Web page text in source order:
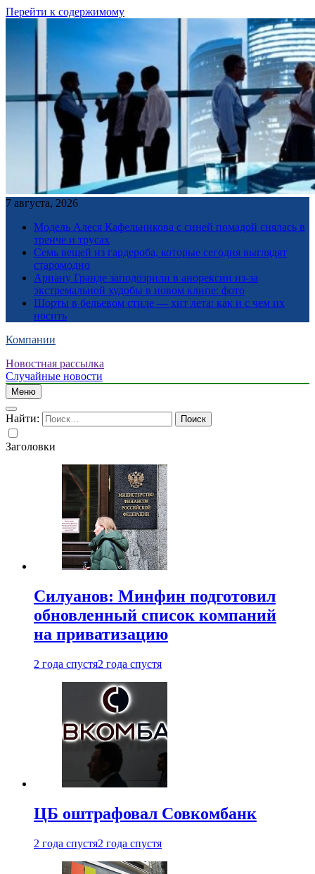
Перейти к содержимому
7 августа, 2026
Модель Алеся Кафельникова с синей помадой снялась в
тренче и трусах
Семь вещей из гардероба, которые сегодня выглядят
старомодно
Ариану Гранде заподозрили в анорексии из-за
экстремальной худобы в новом клипе: фото
Шорты в бельевом стиле — хит лета: как и с чем их
носить
Компании
Новостная рассылка
Случайные новости
Меню
Найти:
Заголовки
Силуанов: Минфин подготовил
обновленный список компаний
на приватизацию
2 года спустя2 года спустя
ЦБ оштрафовал Совкомбанк
2 года спустя2 года спустя